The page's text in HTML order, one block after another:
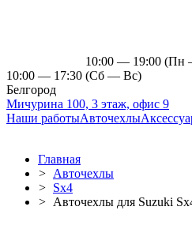
10:00 — 19:00 (Пн
10:00 — 17:30 (Сб — Вс)
Белгород
Мичурина 100, 3 этаж, офис 9
Наши работыАвточехлы
Главная
> Авточехлы
> Sx4
> Авточехлы для Suzuki